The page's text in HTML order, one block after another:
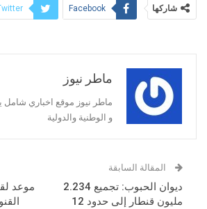
شاركها Facebook
ماطر نيوز
ماطر نيوز موقع اخباري شامل
و الوطنية والدولية
المقالة السابقة
ديوان الحبوب: تجميع 2.234
مليون قنطار إلى حدود 12
موعد